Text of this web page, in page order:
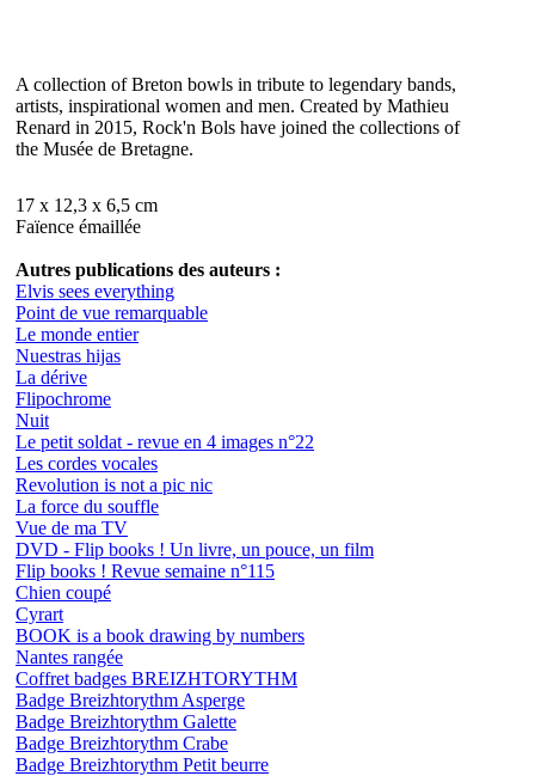
A collection of Breton bowls in tribute to legendary bands,
artists, inspirational women and men. Created by Mathieu
Renard in 2015, Rock'n Bols have joined the collections of
the Musée de Bretagne.
17 x 12,3 x 6,5 cm
Faïence émaillée
Autres publications des auteurs :
Elvis sees everything
Point de vue remarquable
Le monde entier
Nuestras hijas
La dérive
Flipochrome
Nuit
Le petit soldat - revue en 4 images n°22
Les cordes vocales
Revolution is not a pic nic
La force du souffle
Vue de ma TV
DVD - Flip books ! Un livre, un pouce, un film
Flip books ! Revue semaine n°115
Chien coupé
Cyrart
BOOK is a book drawing by numbers
Nantes rangée
Coffret badges BREIZHTORYTHM
Badge Breizhtorythm Asperge
Badge Breizhtorythm Galette
Badge Breizhtorythm Crabe
Badge Breizhtorythm Petit beurre